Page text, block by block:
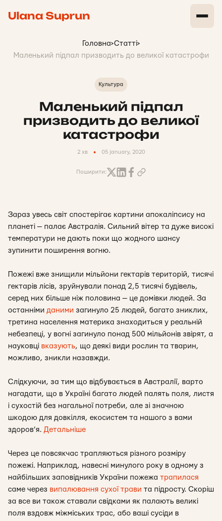
Ulana Suprun
Головна>Статті>
Маленький підпал призводить до великої катастрофи
Культура
Маленький підпал
призводить до великої
катастрофи
2 хв 05 january, 2020
Поширити:
Зараз увесь світ спостерігає картини апокаліпсису на
планеті — палає Австралія. Сильний вітер та дуже високі
температури не дають поки що жодного шансу
зупинити поширення вогню.
Пожежі вже знищили мільйони гектарів територій, тисячі
гектарів лісів, зруйнували понад 2,5 тисячі будівель,
серед них більше ніж половина — це домівки людей. За
останніми даними загинуло 25 людей, багато зниклих,
третина населення материка знаходиться у реальній
небезпеці, у вогні загинуло понад 500 мільйонів звірят, а
науковці вказують, що деякі види рослин та тварин,
можливо, зникли назавжди.
Слідкуючи, за тим що відбувається в Австралії, варто
нагадати, що в Україні багато людей палять поля, листя
і сухостій без нагальної потреби, але зі значною
шкодою для довкілля, екосистем та нашого з вами
здоров’я. Детальніше
Через це повсякчас трапляються різного розміру
пожежі. Наприклад, навесні минулого року в одному з
найбільших заповідників України пожежа трапилася
саме через випалювання сухої трави та підросту. Скоріш
за все ви також ставали свідками як палають великі
поля вздовж міжміських трас, або ваші сусіди в